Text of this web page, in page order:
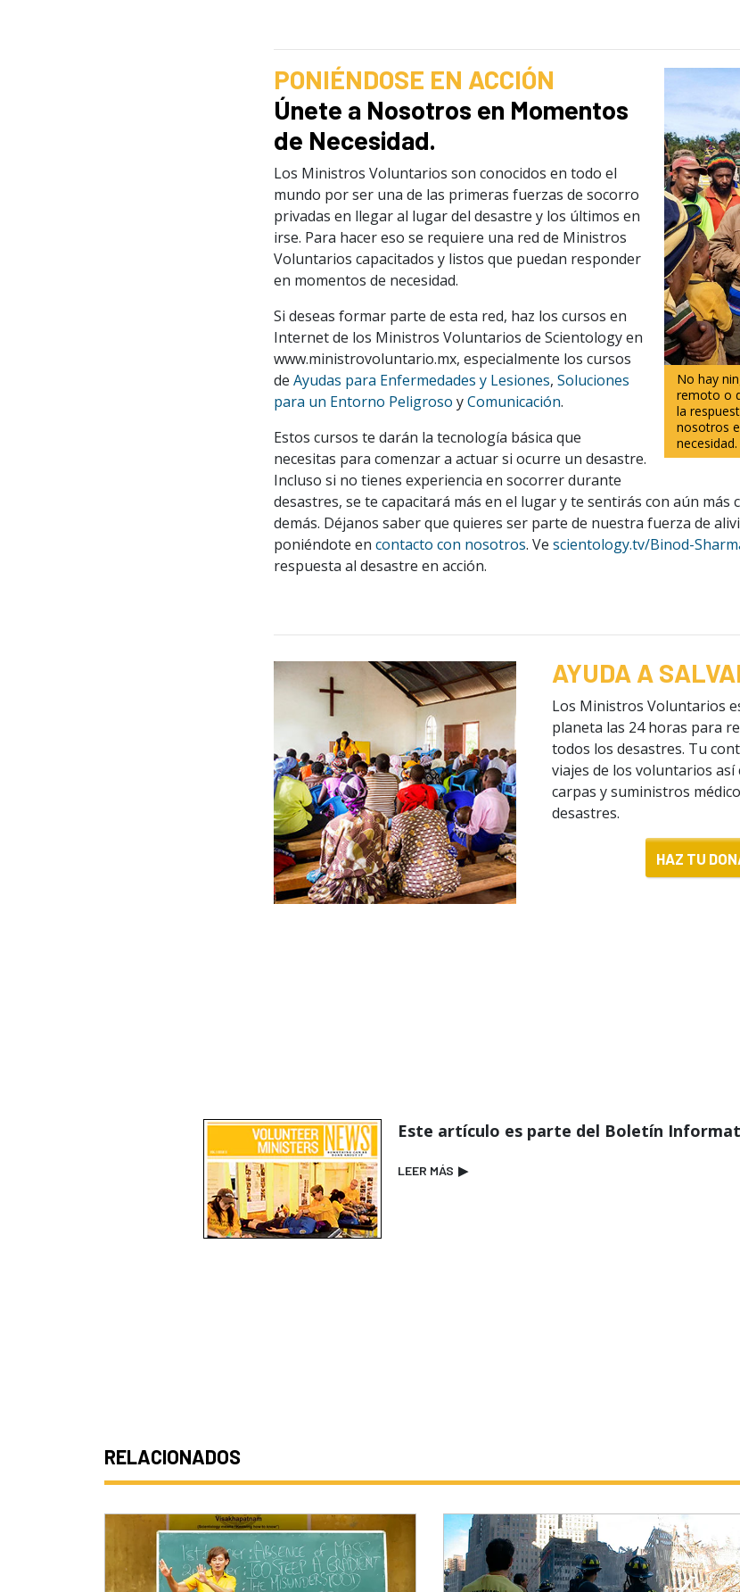
No hay
remoto o
la
nosotros
necesidad.
PONIÉNDOSE EN ACCIÓN
Únete a Nosotros en Momentos
de Necesidad.
Los Ministros Voluntarios son conocidos en todo el
mundo por ser una de las primeras fuerzas de socorro
privadas en llegar al lugar del desastre y los últimos en
irse. Para hacer eso se requiere una red de Ministros
Voluntarios capacitados y listos que puedan responder
en momentos de necesidad.
Si deseas formar parte de esta red, haz los cursos en
Internet de los Ministros Voluntarios de Scientology en
www.ministrovoluntario.mx, especialmente los cursos
de Ayudas para Enfermedades y Lesiones, Soluciones
para un Entorno Peligroso yComunicación.
Estos cursos te darán la tecnología básica que
necesitas para comenzar a actuar si ocurre un desastre.
Incluso si no tienes experiencia en socorrer durante
desastres, se te capacitará más en el lugar y te sentirás con aún más
demás. Déjanos saber que quieres ser parte de nuestra fuerza de
poniéndote en contacto con nosotros. Ve scientology.tv/Binod-
respuesta al desastre en acción.
AYUDA A
Los Ministros Voluntarios
planeta las 24 horas para
todos los desastres. Tu
viajes de los voluntarios
carpas y suministros
desastres.
HAZ TU
Este artículo es parte del Boletín
LEER MÁS ▶
RELACIONADOS